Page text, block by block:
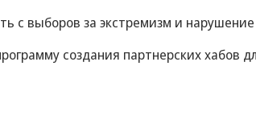
с выборов за экстремизм и
создания партнерских хабов